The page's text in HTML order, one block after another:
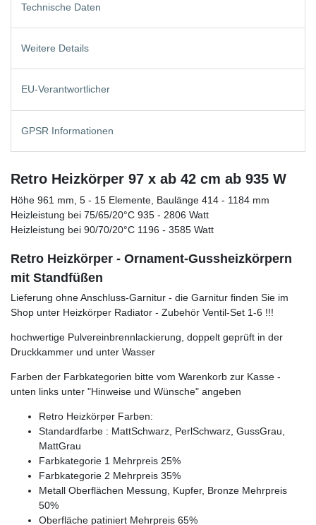
Technische Daten
Weitere Details
EU-Verantwortlicher
GPSR Informationen
Retro Heizkörper 97 x ab 42 cm ab 935 W
Höhe 961 mm, 5 - 15 Elemente, Baulänge 414 - 1184 mm
Heizleistung bei 75/65/20°C 935 - 2806 Watt
Heizleistung bei 90/70/20°C 1196 - 3585 Watt
Retro Heizkörper - Ornament-Gussheizkörpern
mit Standfüßen
Lieferung ohne Anschluss-Garnitur - die Garnitur finden Sie im
Shop unter Heizkörper Radiator - Zubehör Ventil-Set 1-6 !!!
hochwertige Pulvereinbrennlackierung, doppelt geprüft in der
Druckkammer und unter Wasser
Farben der Farbkategorien bitte vom Warenkorb zur Kasse -
unten links unter "Hinweise und Wünsche" angeben
Retro Heizkörper Farben:
Standardfarbe : MattSchwarz, PerlSchwarz, GussGrau,
MattGrau
Farbkategorie 1 Mehrpreis 25%
Farbkategorie 2 Mehrpreis 35%
Metall Oberflächen Messung, Kupfer, Bronze Mehrpreis
50%
Oberfläche patiniert Mehrpreis 65%